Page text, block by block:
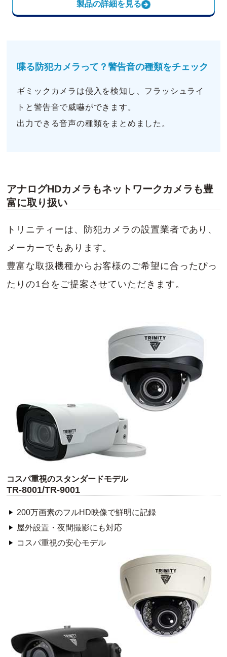
製品の詳細を見る
喋る防犯カメラって？警告音の種類をチェック
ギミックカメラは侵入を検知し、フラッシュライ
トと警告音で威嚇ができます。
出力できる音声の種類をまとめました。
アナログHDカメラもネットワークカメラも豊
富に取り扱い
トリニティーは、防犯カメラの設置業者であり、
メーカーでもあります。
豊富な取扱機種からお客様のご希望に合ったぴっ
たりの1台をご提案させていただきます。
コスパ重視のスタンダードモデル
TR-8001/TR-9001
200万画素のフルHD映像で鮮明に記録
屋外設置・夜間撮影にも対応
コスパ重視の安心モデル